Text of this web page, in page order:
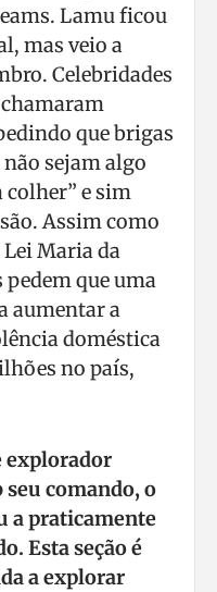
Lamu ficou
mas veio a
Celebridades
que brigas
sejam algo
colher” e sim
Assim como
Maria da
que uma
aumentar a
doméstica
no país,
explorador
seu comando, o
a praticamente
Esta seção é
a explorar